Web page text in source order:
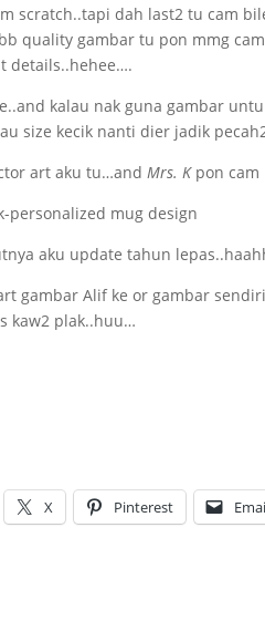
scratch..tapi dah last2 tu cam
quality gambar tu pon mmg
details..hehee….
kalau nak guna gambar
size kecik nanti dier jadik
art aku tu…and Mrs. Kpon cam
aku update tahun
gambar Alif ke or gambar
kaw2 plak..huu…
X Pinterest